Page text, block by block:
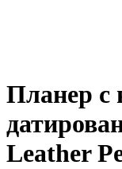
Планер с
Leather